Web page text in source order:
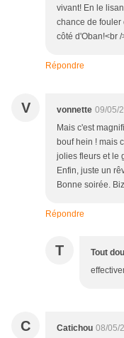
vivant! En le
chance de fouler
côté d'Oban!<br
Répondre
V vonnette 09/05/
Mais c'est
bouf hein ! mais
jolies fleurs et le
Enfin, juste un
Bonne soirée.
Répondre
T Tout
C Catichou 08/05/